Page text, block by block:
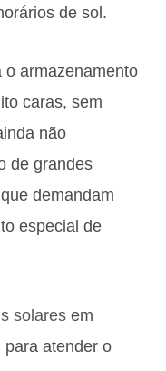
de sol.
o armazenamento
caras, sem
não
de grandes
demandam
especial de
solares em
para atender o